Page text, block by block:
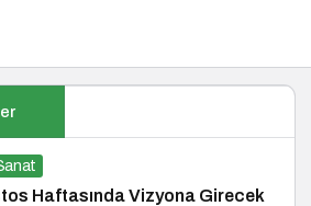
Haftasında Vizyona Girecek